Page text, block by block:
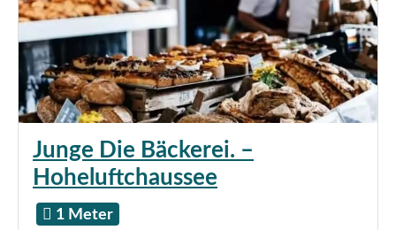
Junge Die Bäckerei. –
Hoheluftchaussee
1 Meter